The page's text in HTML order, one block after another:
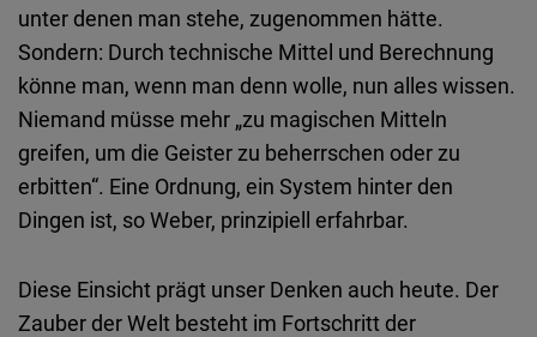
unter denen man stehe, zugenommen hätte.
Sondern: Durch technische Mittel und Berechnung
könne man, wenn man denn wolle, nun alles wissen.
Niemand müsse mehr „zu magischen Mitteln
greifen, um die Geister zu beherrschen oder zu
erbitten“. Eine Ordnung, ein System hinter den
Dingen ist, so Weber, prinzipiell erfahrbar.
Diese Einsicht prägt unser Denken auch heute. Der
Zauber der Welt besteht im Fortschritt der